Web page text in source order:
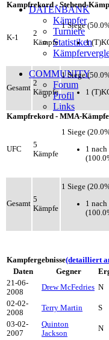
DATENBANK
Kämpfer
Turniere
Statistiken
COMMUNITY
Forum
Profil
Links
Kampfrekord - Stehend-
K-1
2
Kämpfe
1 Siege
1
Gesamt
2
Kämpfe
1 Siege
1
Kampfrekord - MMA-Kämpfe
UFC
5
Kämpfe
1 Siege
1
Gesamt 5
Kämpfe
1 Siege
1
Kampfergebnisse(detailliert
Daten
Gegner
21-06-
2008
Drew McFedries N
02-02-
2008
Terry Martin S
03-02-
2007
Quinton
Jackson
N